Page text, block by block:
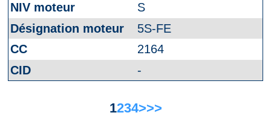
S
5S-FE
2164
-
1234>>>